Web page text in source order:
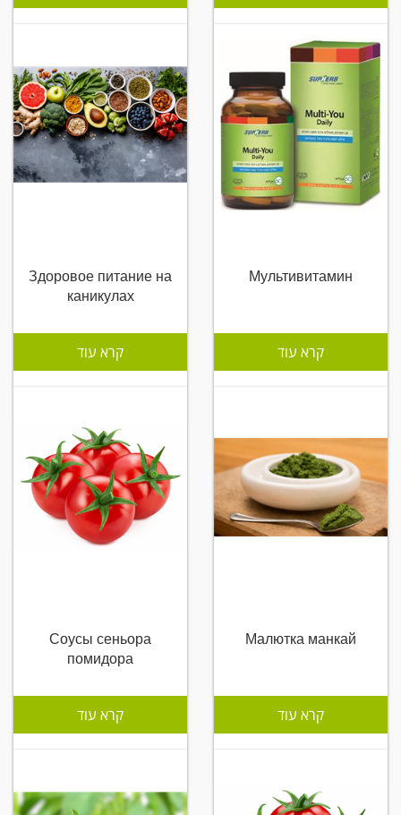
Мультивитамин
קרא עוד
Здоровое питание на
каникулах
קרא עוד
Малютка манкай
קרא עוד
Соусы сеньора
помидора
קרא עוד